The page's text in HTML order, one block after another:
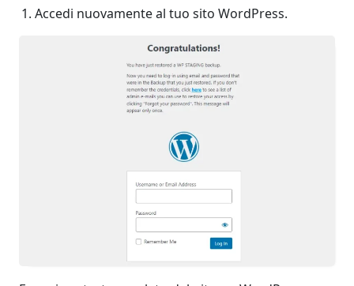
Accedi nuovamente al tuo sito WordPress.